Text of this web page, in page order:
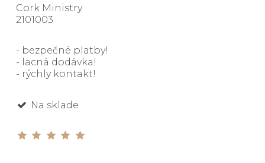
Cork Ministry
2101003
- bezpečné platby!
- lacná dodávka!
- rýchly kontakt!
Na sklade